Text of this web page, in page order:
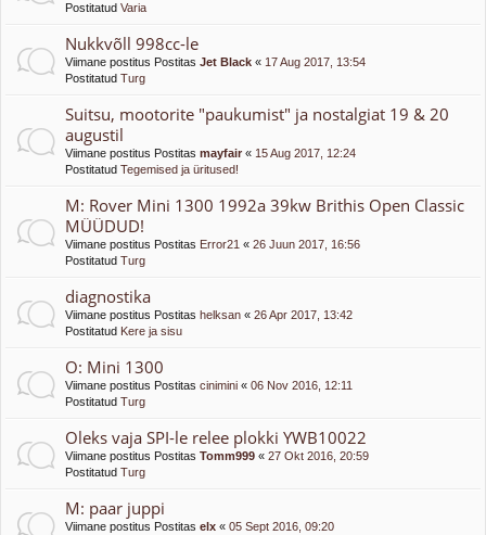
Postitatud Varia
Nukkvõll 998cc-le
Viimane postitus Postitas Jet Black « 17 Aug 2017, 13:54
Postitatud Turg
Suitsu, mootorite "paukumist" ja nostalgiat 19 & 20
augustil
Viimane postitus Postitas mayfair « 15 Aug 2017, 12:24
Postitatud Tegemised ja üritused!
M: Rover Mini 1300 1992a 39kw Brithis Open Classic
MÜÜDUD!
Viimane postitus Postitas Error21 « 26 Juun 2017, 16:56
Postitatud Turg
diagnostika
Viimane postitus Postitas helksan « 26 Apr 2017, 13:42
Postitatud Kere ja sisu
O: Mini 1300
Viimane postitus Postitas cinimini « 06 Nov 2016, 12:11
Postitatud Turg
Oleks vaja SPI-le relee plokki YWB10022
Viimane postitus Postitas Tomm999 « 27 Okt 2016, 20:59
Postitatud Turg
M: paar juppi
Viimane postitus Postitas elx « 05 Sept 2016, 09:20